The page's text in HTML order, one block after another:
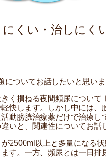
くい・治しにく
ついてお話したいと思いま
く損ねる夜間頻尿につい
快します。しかし中には
動膀胱治療薬だけで治療
いと、関連性についてお話
2500ml以上と多量になる
す。一方、頻尿とは一日